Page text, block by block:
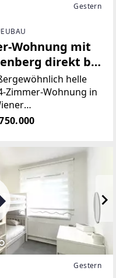
Gestern
Wohnung mit
direkt bei
helle
Zimmer-Wohnung in
befindet sich in
gepflegten Altbaus
Gestern